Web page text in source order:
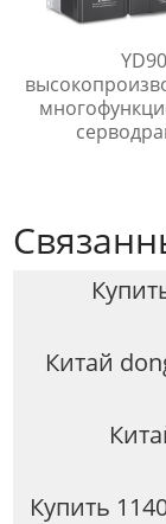
Китай
Купить